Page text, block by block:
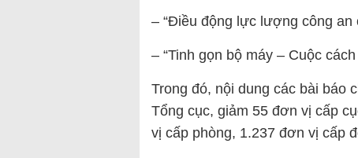
– “Điều động lực lượng công an
– “Tinh gọn bộ máy – Cuộc
Trong đó, nội dung các bài báo
Tổng cục, giảm 55 đơn vị cấp
vị cấp phòng, 1.237 đơn vị cấp